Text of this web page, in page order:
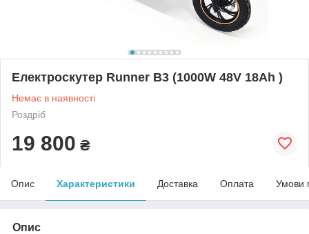
Електроскутер Runner В3 (1000W 48V 18Ah )
Немає в наявності
Роздріб
19 800 ₴
Опис Характеристики Доставка Оплата Умови
Опис